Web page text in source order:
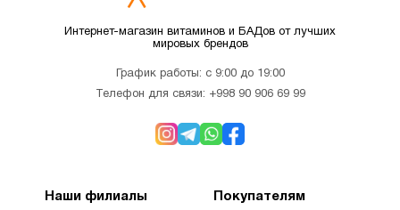
Интернет-магазин витаминов и БАДов от лучших
мировых брендов
График работы: с 9:00 до 19:00
Телефон для связи: +998 90 906 69 99
Наши филиалы Покупателям